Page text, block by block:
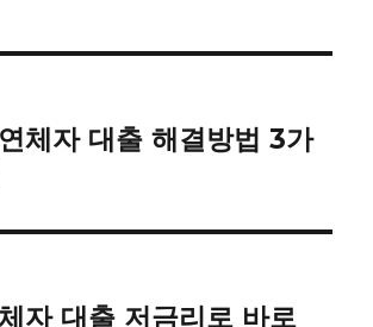
체자 대출 해결방법 3가
자 대출 저금리로 바로